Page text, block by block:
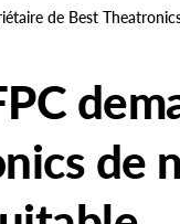
de Best
de